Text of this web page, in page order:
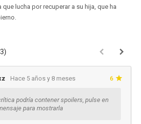
lucha por recuperar a su hija, que ha
Hace 5 años y 8 meses 6
podría contener spoilers, pulse en
para mostrarla